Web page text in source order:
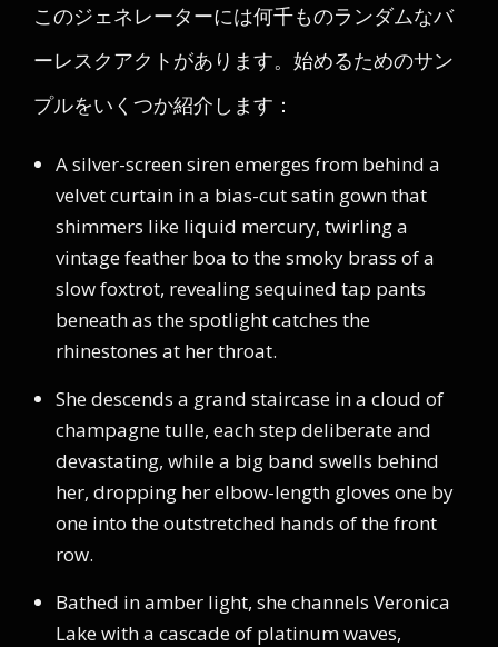
このジェネレーターには何千ものランダムなバ
ーレスクアクトがあります。始めるためのサン
プルをいくつか紹介します：
A silver-screen siren emerges from behind a
velvet curtain in a bias-cut satin gown that
shimmers like liquid mercury, twirling a
vintage feather boa to the smoky brass of a
slow foxtrot, revealing sequined tap pants
beneath as the spotlight catches the
rhinestones at her throat.
She descends a grand staircase in a cloud of
champagne tulle, each step deliberate and
devastating, while a big band swells behind
her, dropping her elbow-length gloves one by
one into the outstretched hands of the front
row.
Bathed in amber light, she channels Veronica
Lake with a cascade of platinum waves,